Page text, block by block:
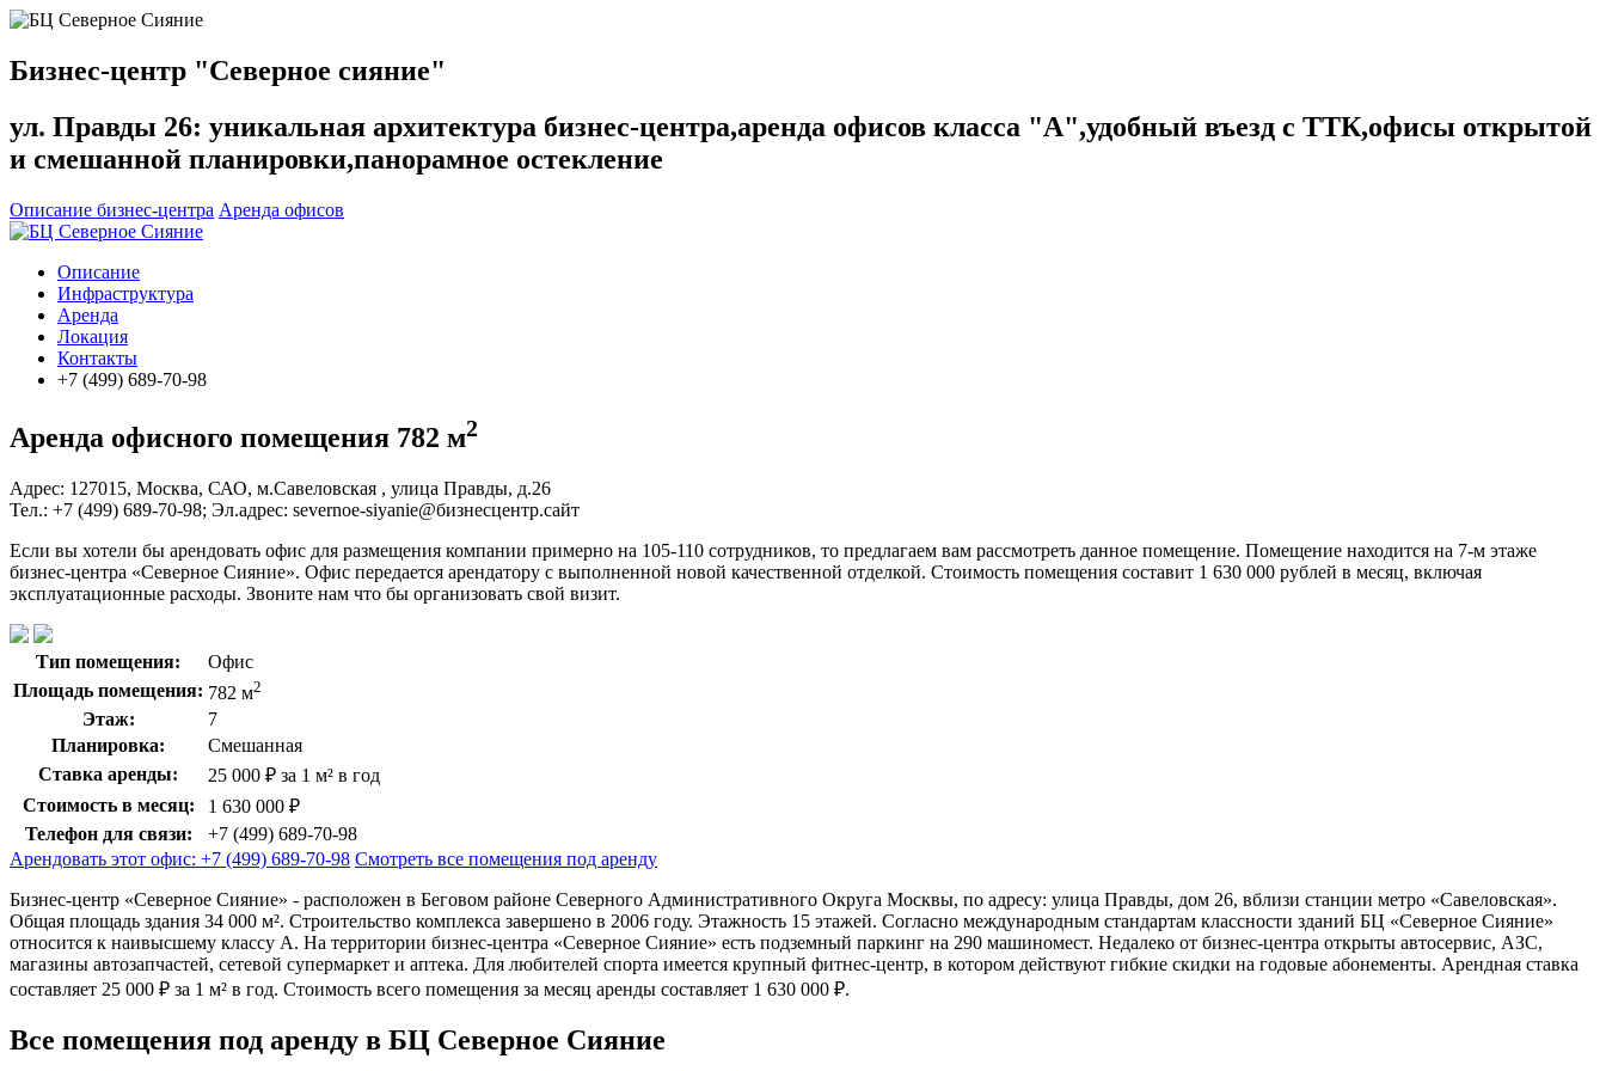
Бизнес-центр "Северное сияние"
ул. Правды 26: уникальная архитектура бизнес-центра,аренда офисов класса "А",удобный въезд с ТТК,офисы открытой
и смешанной планировки,панорамное остекление
Описание бизнес-центра Аренда офисов
Описание
Инфраструктура
Аренда
Локация
Контакты
+7 (499) 689-70-98
Аренда офисного помещения 782 м2
Адрес: 127015, Москва, САО, м.Савеловская , улица Правды, д.26
Тел.: +7 (499) 689-70-98; Эл.адрес: severnoe-siyanie@бизнесцентр.сайт
Если вы хотели бы арендовать офис для размещения компании примерно на 105-110 сотрудников, то предлагаем вам рассмотреть данное помещение. Помещение находится на 7-м этаже
бизнес-центра «Северное Сияние». Офис передается арендатору с выполненной новой качественной отделкой. Стоимость помещения составит 1 630 000 рублей в месяц, включая
эксплуатационные расходы. Звоните нам что бы организовать свой визит.
Тип помещения:
Офис
Площадь помещения: 782 м2
Этаж:
7
Планировка:
Смешанная
Ставка аренды:
25 000 ₽ за 1 м² в год
Стоимость в месяц:
1 630 000 ₽
Телефон для связи:
+7 (499) 689-70-98
Арендовать этот офис: +7 (499) 689-70-98 Смотреть все помещения под аренду
Бизнес-центр «Северное Сияние» - расположен в Беговом районе Северного Административного Округа Москвы, по адресу: улица Правды, дом 26, вблизи станции метро «Савеловская».
Общая площадь здания 34 000 м². Строительство комплекса завершено в 2006 году. Этажность 15 этажей. Согласно международным стандартам классности зданий БЦ «Северное Сияние»
относится к наивысшему классу A. На территории бизнес-центра «Северное Сияние» есть подземный паркинг на 290 машиномест. Недалеко от бизнес-центра открыты автосервис, АЗС,
магазины автозапчастей, сетевой супермаркет и аптека. Для любителей спорта имеется крупный фитнес-центр, в котором действуют гибкие скидки на годовые абонементы. Арендная ставка
составляет 25 000 ₽ за 1 м² в год. Стоимость всего помещения за месяц аренды составляет 1 630 000 ₽.
Все помещения под аренду в БЦ Северное Сияние